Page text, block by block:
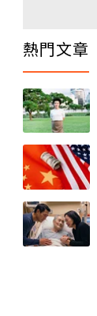
熱門文章